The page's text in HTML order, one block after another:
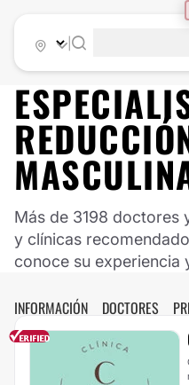
Más de 3198 doctores
y clínicas
conoce su experiencia
INFORMACIÓN DOCTORES